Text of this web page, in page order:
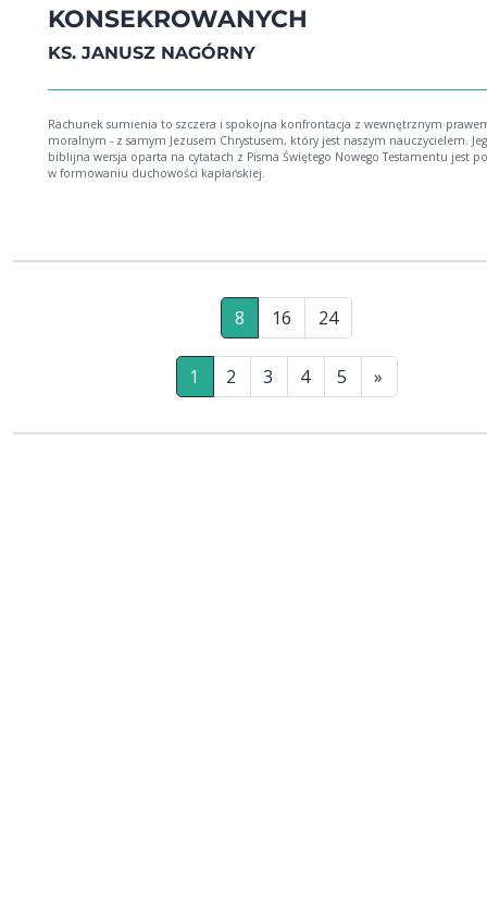
KONSEKROWANYCH
KS. JANUSZ NAGÓRNY
Rachunek sumienia to szczera i spokojna konfrontacja z wewnętrznym
moralnym - z samym Jezusem Chrystusem, który jest naszym nauczycielem.
biblijna wersja oparta na cytatach z Pisma Świętego Nowego Testamentu jest
w formowaniu duchowości kapłańskiej.
8 16 24
1 2 3 4 5 »